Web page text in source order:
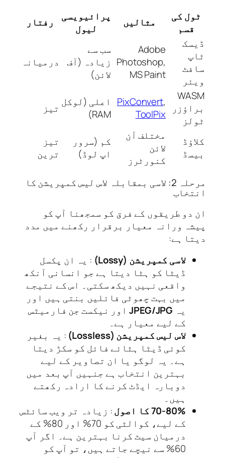
مثالیں
پرائیویسی
لیول
رفتار
Adobe
Photoshop,
MS Paint
سب سے
زیادہ (آف
لائن)
درمیانہ
PixConvert,
ToolPix
اعلی (لوکل
RAM)
تیز
مختلف آن
لائن
کنورٹرز
کم (سرور
اپ لوڈ)
تیز
ترین
مرحلہ 2: لاسی بمقابلہ لاس لیس کمپریشن کا
طریقوں کے فرق کو سمجھنا آپ کو
ورانہ معیار برقرار رکھنے میں مدد
ہے:
لاسی کمپریشن (Lossy)
: یہ ان پکسل
ڈیٹا کو ہٹا دیتا ہے جو انسانی آنکھ
واقعی نہیں دیکھ سکتی۔ اس کے نتیجے
میں بہت چھوٹی فائلیں بنتی ہیں اور
JPEG/JPGاور نیکست جن فارمیٹس
کے لیے معیار ہے۔
لاس لیس کمپریشن (Lossless)
: یہ بغیر
کوئی ڈیٹا ہٹائے فائل کو سکڑ دیتا
ہے۔ یہ لوگو یا ان تصاویر کے لیے
بہترین انتخاب ہے جنہیں آپ بعد میں
دوبارہ ایڈٹ کرنے کا ارادہ رکھتے
70-80% کا اصول
: زیادہ تر ویب سائٹس
کے لیے، کوالٹی کو 70% اور 80% کے
درمیان سیٹ کرنا بہترین ہے۔ اگر آپ
60% سے نیچے جاتے ہیں، تو آپ کو